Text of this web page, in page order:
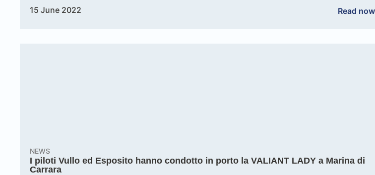
15 June 2022 Read now
NEWS
I piloti Vullo ed Esposito hanno condotto in porto la VALIANT LADY a Marina di
Carrara